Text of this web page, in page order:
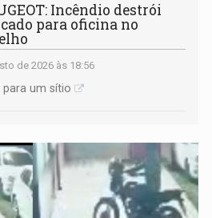
Incêndio destrói
para oficina no
de 2026 às 18:56
para um sítio